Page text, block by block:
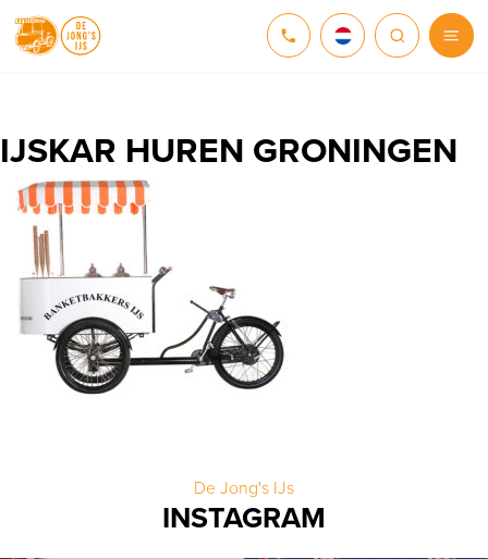
NEDERLANDS
ENGLISH
IJSKAR HUREN GRONINGEN
De Jong's IJs
INSTAGRAM